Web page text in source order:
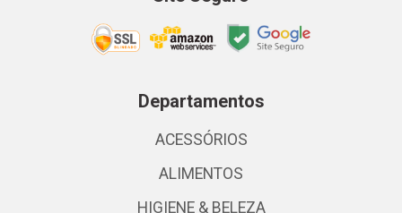
Departamentos
ACESSÓRIOS
ALIMENTOS
HIGIENE & BELEZA